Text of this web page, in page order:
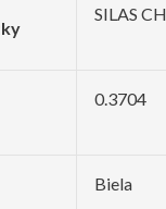
SILAS
0.3704
Biela